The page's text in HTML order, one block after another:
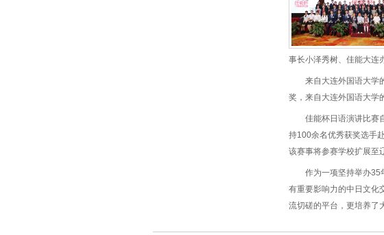
事长小泽秀树、佳能大连
来自大连外国语大学
奖，来自大连外国语大学
佳能杯日语演讲比赛
持100余名优秀获奖选手
该赛事将参赛学校扩展至
作为一项坚持举办35
有重要影响力的中日文化
流切磋的平台，更培养了